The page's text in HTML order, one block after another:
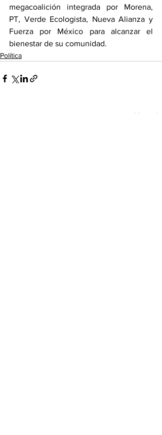
megacoalición integrada por Morena,
PT, Verde Ecologista, Nueva Alianza y
Fuerza por México para alcanzar el
bienestar de su comunidad.
Política
Ver todo